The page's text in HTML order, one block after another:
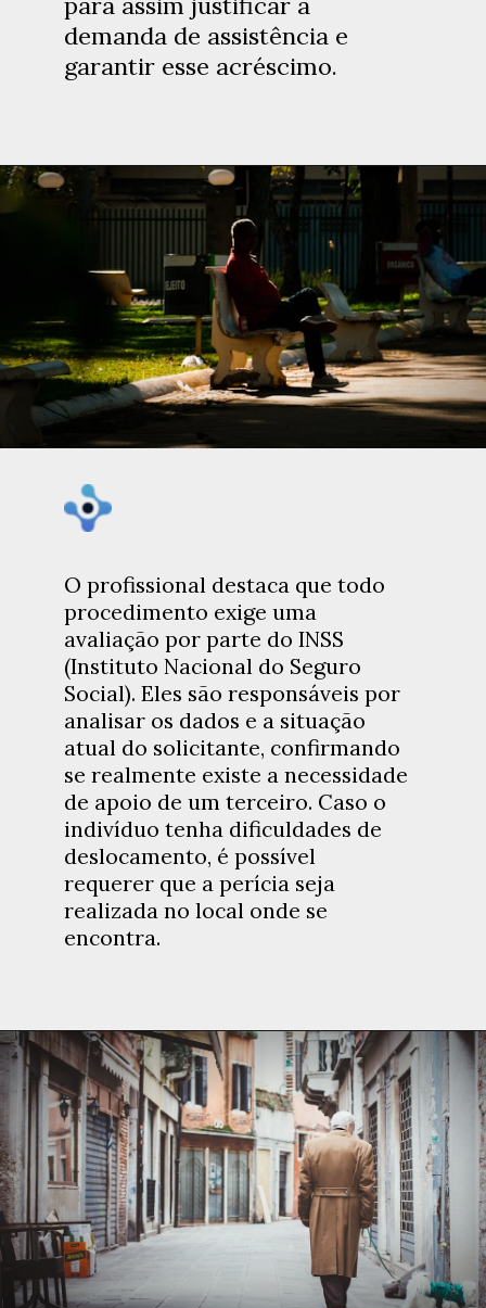
demanda de assistência e
garantir esse acréscimo.
O profissional destaca que todo
procedimento exige uma
avaliação por parte do INSS
(Instituto Nacional do Seguro
Social). Eles são responsáveis por
analisar os dados e a situação
atual do solicitante, confirmando
se realmente existe a necessidade
de apoio de um terceiro. Caso o
indivíduo tenha dificuldades de
deslocamento, é possível
requerer que a perícia seja
realizada no local onde se
encontra.